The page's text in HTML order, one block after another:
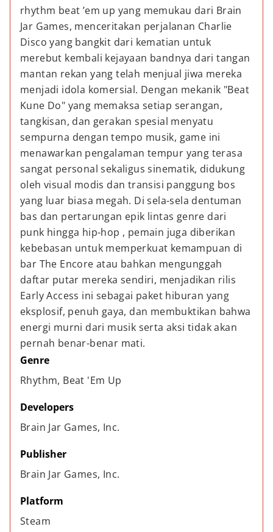
rhythm beat ’em up yang memukau dari Brain
Jar Games, menceritakan perjalanan Charlie
Disco yang bangkit dari kematian untuk
merebut kembali kejayaan bandnya dari tangan
mantan rekan yang telah menjual jiwa mereka
menjadi idola komersial. Dengan mekanik "Beat
Kune Do" yang memaksa setiap serangan,
tangkisan, dan gerakan spesial menyatu
sempurna dengan tempo musik, game ini
menawarkan pengalaman tempur yang terasa
sangat personal sekaligus sinematik, didukung
oleh visual modis dan transisi panggung bos
yang luar biasa megah. Di sela-sela dentuman
bas dan pertarungan epik lintas genre dari
punk hingga hip-hop , pemain juga diberikan
kebebasan untuk memperkuat kemampuan di
bar The Encore atau bahkan mengunggah
daftar putar mereka sendiri, menjadikan rilis
Early Access ini sebagai paket hiburan yang
eksplosif, penuh gaya, dan membuktikan bahwa
energi murni dari musik serta aksi tidak akan
pernah benar-benar mati.
Genre
Rhythm, Beat 'Em Up
Developers
Brain Jar Games, Inc.
Publisher
Brain Jar Games, Inc.
Platform
Steam